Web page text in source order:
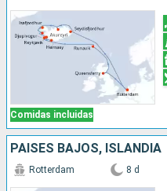
Comidas incluidas
PAISES BAJOS, ISLANDIA
Rotterdam 8 d